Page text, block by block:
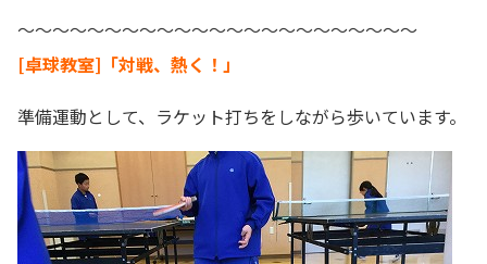
～～～～～～～～～～～～～～～～～～～～～～～
[卓球教室]「対戦、熱く！」
準備運動として、ラケット打ちをしながら歩いています。